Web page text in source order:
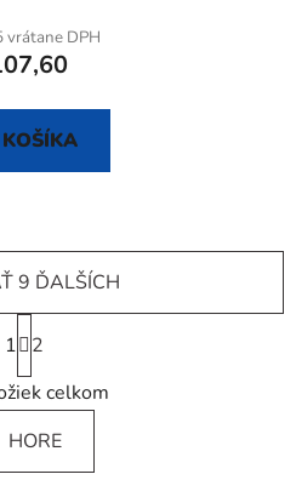
vrátane DPH
O
v
l
á
d
9 ĎALŠÍCH
S
t
r
á
n
k
1
2
celkom
HORE